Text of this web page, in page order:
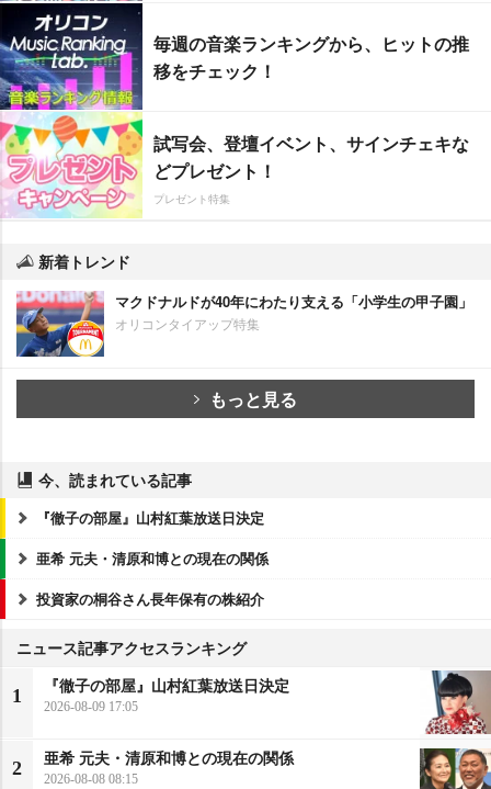
毎週の音楽ランキングから、ヒットの推
移をチェック！
試写会、登壇イベント、サインチェキな
どプレゼント！
プレゼント特集
新着トレンド
マクドナルドが40年にわたり支える「小学生の甲子園」
オリコンタイアップ特集
もっと見る
今、読まれている記事
『徹子の部屋』山村紅葉放送日決定
亜希 元夫・清原和博との現在の関係
投資家の桐谷さん長年保有の株紹介
ニュース記事アクセスランキング
1
『徹子の部屋』山村紅葉放送日決定
2026-08-09 17:05
2
亜希 元夫・清原和博との現在の関係
2026-08-08 08:15